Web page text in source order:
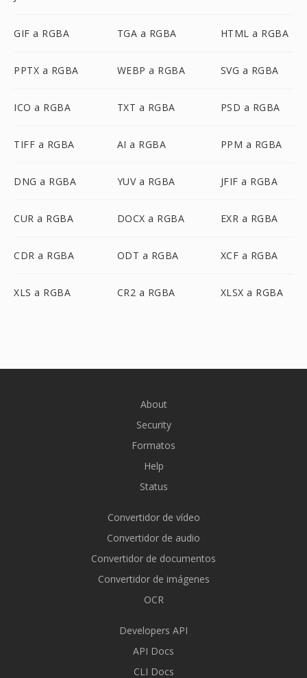
GIF a RGBA TGA a RGBA HTML a RGBA
PPTX a RGBA WEBP a RGBA SVG a RGBA
ICO a RGBA TXT a RGBA PSD a RGBA
TIFF a RGBA AI a RGBA PPM a RGBA
DNG a RGBA YUV a RGBA JFIF a RGBA
CUR a RGBA DOCX a RGBA EXR a RGBA
CDR a RGBA ODT a RGBA XCF a RGBA
XLS a RGBA CR2 a RGBA XLSX a RGBA
About
Security
Formatos
Help
Status
Convertidor de vídeo
Convertidor de audio
Convertidor de documentos
Convertidor de imágenes
OCR
Developers API
API Docs
CLI Docs